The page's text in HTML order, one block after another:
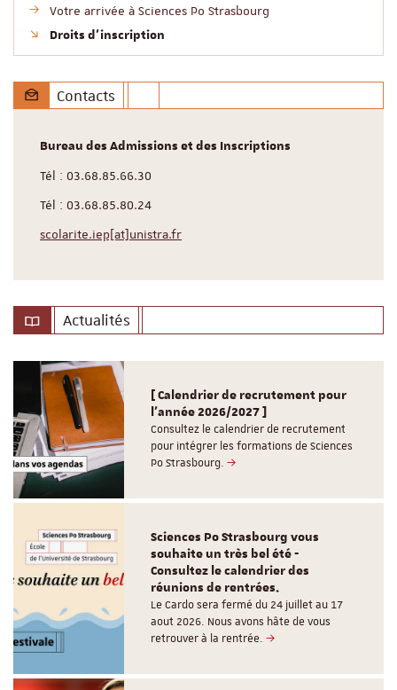
Votre arrivée à Sciences Po Strasbourg
Droits d’inscription
Contacts
Bureau des Admissions et des Inscriptions
Tél : 03.68.85.66.30
Tél : 03.68.85.80.24
scolarite.iep[at]unistra.fr
Actualités
[ Calendrier de recrutement pour
l'année 2026/2027 ]
Consultez le calendrier de recrutement
pour intégrer les formations de Sciences
Po Strasbourg.
Sciences Po Strasbourg vous
souhaite un très bel été -
Consultez le calendrier des
réunions de rentrées.
Le Cardo sera fermé du 24 juillet au 17
aout 2026. Nous avons hâte de vous
retrouver à la rentrée.